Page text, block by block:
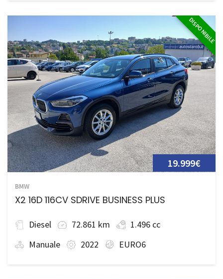
DISPONIBILE
19.999€
BMW
X2 16D 116CV SDRIVE BUSINESS PLUS
Diesel 72.861 km
1.496 cc
Manuale
2022 EURO6